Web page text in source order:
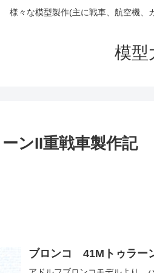
様々な模型製作(主に戦車、航空機、
模型
ンII重戦車製作記
ブロンコ 41Mトゥラ